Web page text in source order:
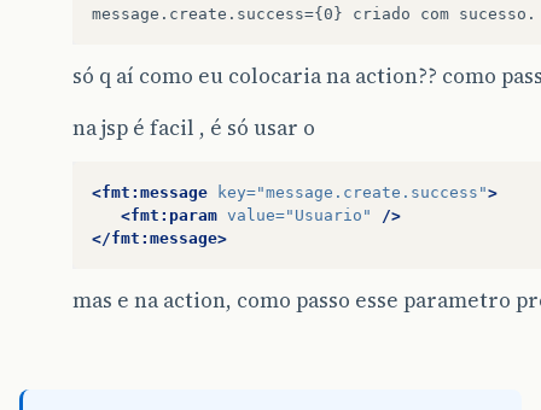
só q aí como eu colocaria na action?? como
na jsp é facil , é só usar o
<fmt:message key="message.create.success">
<fmt:param value="Usuario"
/>
</fmt:message>
mas e na action, como passo esse parametro